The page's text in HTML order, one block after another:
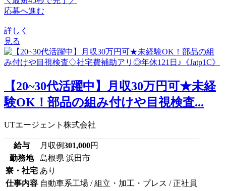
応募へ進む
詳しく
見る
【20~30代活躍中】月収30万円可★未経
験OK！部品の組み付けや目視検査...
UTエージェント株式会社
給与 月収例301,000円
勤務地
島根県 浜田市
寮・社宅 あり
仕事内容 自動車系工場 / 組立・加工・プレス / 正社員